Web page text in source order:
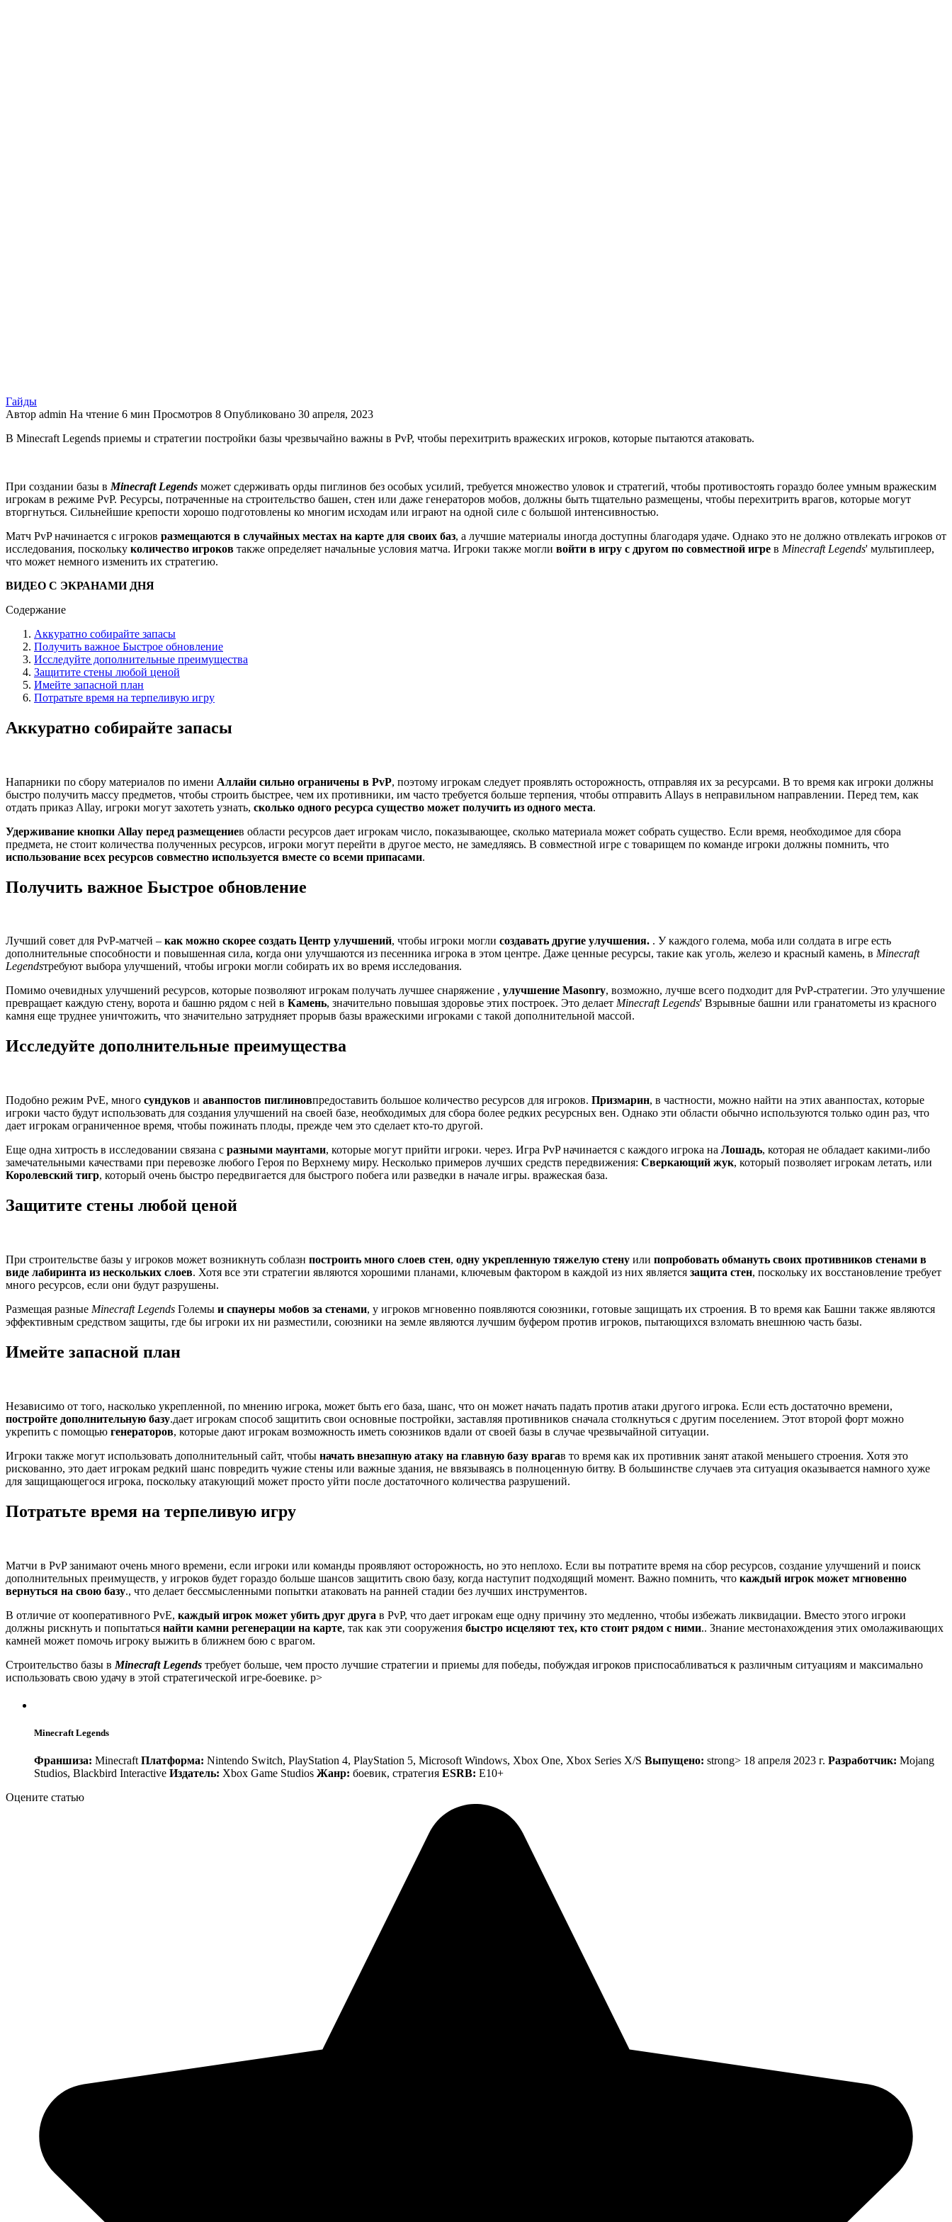
Гайды
Автор admin На чтение 6 мин Просмотров 8 Опубликовано 30 апреля, 2023
В Minecraft Legends приемы и стратегии постройки базы чрезвычайно важны в PvP, чтобы перехитрить вражеских игроков, которые пытаются атаковать.
При создании базы в Minecraft Legends может сдерживать орды пиглинов без особых усилий, требуется множество уловок и стратегий, чтобы противостоять гораздо более умным вражеским
игрокам в режиме PvP. Ресурсы, потраченные на строительство башен, стен или даже генераторов мобов, должны быть тщательно размещены, чтобы перехитрить врагов, которые могут
вторгнуться. Сильнейшие крепости хорошо подготовлены ко многим исходам или играют на одной силе с большой интенсивностью.
Матч PvP начинается с игроков размещаются в случайных местах на карте для своих баз, а лучшие материалы иногда доступны благодаря удаче. Однако это не должно отвлекать игроков от
исследования, поскольку количество игроков также определяет начальные условия матча. Игроки также могли войти в игру с другом по совместной игре в Minecraft Legends' мультиплеер,
что может немного изменить их стратегию.
ВИДЕО С ЭКРАНАМИ ДНЯ
Содержание
Аккуратно собирайте запасы
Получить важное Быстрое обновление
Исследуйте дополнительные преимущества
Защитите стены любой ценой
Имейте запасной план
Потратьте время на терпеливую игру
Аккуратно собирайте запасы
Напарники по сбору материалов по имени Аллайи сильно ограничены в PvP, поэтому игрокам следует проявлять осторожность, отправляя их за ресурсами. В то время как игроки должны
быстро получить массу предметов, чтобы строить быстрее, чем их противники, им часто требуется больше терпения, чтобы отправить Allays в неправильном направлении. Перед тем, как
отдать приказ Allay, игроки могут захотеть узнать, сколько одного ресурса существо может получить из одного места.
Удерживание кнопки Allay перед размещениев области ресурсов дает игрокам число, показывающее, сколько материала может собрать существо. Если время, необходимое для сбора
предмета, не стоит количества полученных ресурсов, игроки могут перейти в другое место, не замедляясь. В совместной игре с товарищем по команде игроки должны помнить, что
использование всех ресурсов совместно используется вместе со всеми припасами.
Получить важное Быстрое обновление
Лучший совет для PvP-матчей – как можно скорее создать Центр улучшений, чтобы игроки могли создавать другие улучшения. . У каждого голема, моба или солдата в игре есть
дополнительные способности и повышенная сила, когда они улучшаются из песенника игрока в этом центре. Даже ценные ресурсы, такие как уголь, железо и красный камень, в Minecraft
Legendsтребуют выбора улучшений, чтобы игроки могли собирать их во время исследования.
Помимо очевидных улучшений ресурсов, которые позволяют игрокам получать лучшее снаряжение , улучшение Masonry, возможно, лучше всего подходит для PvP-стратегии. Это улучшение
превращает каждую стену, ворота и башню рядом с ней в Камень, значительно повышая здоровье этих построек. Это делает Minecraft Legends' Взрывные башни или гранатометы из красного
камня еще труднее уничтожить, что значительно затрудняет прорыв базы вражескими игроками с такой дополнительной массой.
Исследуйте дополнительные преимущества
Подобно режим PvE, много сундуков и аванпостов пиглиновпредоставить большое количество ресурсов для игроков. Призмарин, в частности, можно найти на этих аванпостах, которые
игроки часто будут использовать для создания улучшений на своей базе, необходимых для сбора более редких ресурсных вен. Однако эти области обычно используются только один раз, что
дает игрокам ограниченное время, чтобы пожинать плоды, прежде чем это сделает кто-то другой.
Еще одна хитрость в исследовании связана с разными маунтами, которые могут прийти игроки. через. Игра PvP начинается с каждого игрока на Лошадь, которая не обладает какими-либо
замечательными качествами при перевозке любого Героя по Верхнему миру. Несколько примеров лучших средств передвижения: Сверкающий жук, который позволяет игрокам летать, или
Королевский тигр, который очень быстро передвигается для быстрого побега или разведки в начале игры. вражеская база.
Защитите стены любой ценой
При строительстве базы у игроков может возникнуть соблазн построить много слоев стен, одну укрепленную тяжелую стену или попробовать обмануть своих противников стенами в
виде лабиринта из нескольких слоев. Хотя все эти стратегии являются хорошими планами, ключевым фактором в каждой из них является защита стен, поскольку их восстановление требует
много ресурсов, если они будут разрушены.
Размещая разные Minecraft Legends Големы и спаунеры мобов за стенами, у игроков мгновенно появляются союзники, готовые защищать их строения. В то время как Башни также являются
эффективным средством защиты, где бы игроки их ни разместили, союзники на земле являются лучшим буфером против игроков, пытающихся взломать внешнюю часть базы.
Имейте запасной план
Независимо от того, насколько укрепленной, по мнению игрока, может быть его база, шанс, что он может начать падать против атаки другого игрока. Если есть достаточно времени,
постройте дополнительную базу.дает игрокам способ защитить свои основные постройки, заставляя противников сначала столкнуться с другим поселением. Этот второй форт можно
укрепить с помощью генераторов, которые дают игрокам возможность иметь союзников вдали от своей базы в случае чрезвычайной ситуации.
Игроки также могут использовать дополнительный сайт, чтобы начать внезапную атаку на главную базу врагав то время как их противник занят атакой меньшего строения. Хотя это
рискованно, это дает игрокам редкий шанс повредить чужие стены или важные здания, не ввязываясь в полноценную битву. В большинстве случаев эта ситуация оказывается намного хуже
для защищающегося игрока, поскольку атакующий может просто уйти после достаточного количества разрушений.​​​​​​
Потратьте время на терпеливую игру
Матчи в PvP занимают очень много времени, если игроки или команды проявляют осторожность, но это неплохо. Если вы потратите время на сбор ресурсов, создание улучшений и поиск
дополнительных преимуществ, у игроков будет гораздо больше шансов защитить свою базу, когда наступит подходящий момент. Важно помнить, что каждый игрок может мгновенно
вернуться на свою базу., что делает бессмысленными попытки атаковать на ранней стадии без лучших инструментов.
В отличие от кооперативного PvE, каждый игрок может убить друг друга в PvP, что дает игрокам еще одну причину это медленно, чтобы избежать ликвидации. Вместо этого игроки
должны рискнуть и попытаться найти камни регенерации на карте, так как эти сооружения быстро исцеляют тех, кто стоит рядом с ними.. Знание местонахождения этих омолаживающих
камней может помочь игроку выжить в ближнем бою с врагом.
Строительство базы в Minecraft Legends требует больше, чем просто лучшие стратегии и приемы для победы, побуждая игроков приспосабливаться к различным ситуациям и максимально
использовать свою удачу в этой стратегической игре-боевике. p>
Minecraft Legends
Франшиза: Minecraft Платформа: Nintendo Switch, PlayStation 4, PlayStation 5, Microsoft Windows, Xbox One, Xbox Series X/S Выпущено: strong> 18 апреля 2023 г. Разработчик: Mojang
Studios, Blackbird Interactive Издатель: Xbox Game Studios Жанр: боевик, стратегия ESRB: Е10+
Оцените статью